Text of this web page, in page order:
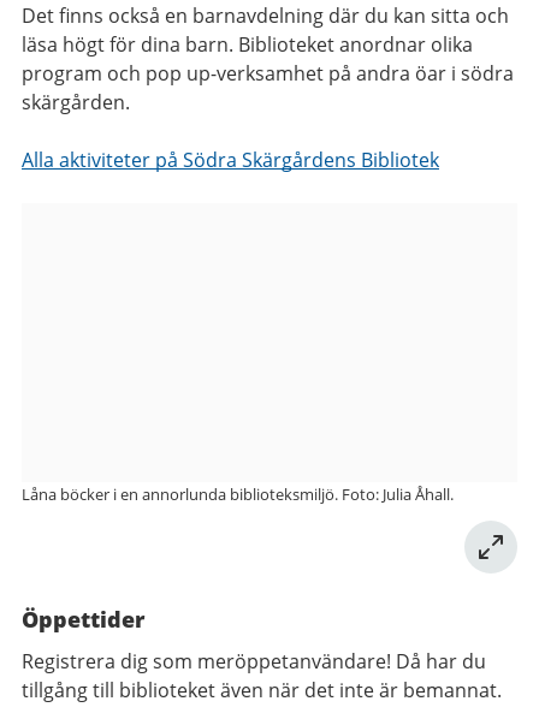
Det finns också en barnavdelning där du kan sitta och
läsa högt för dina barn. Biblioteket anordnar olika
program och pop up-verksamhet på andra öar i södra
skärgården.
Alla aktiviteter på Södra Skärgårdens Bibliotek
Låna böcker i en annorlunda biblioteksmiljö. Foto: Julia Åhall.
Öppettider
Registrera dig som meröppetanvändare! Då har du
tillgång till biblioteket även när det inte är bemannat.